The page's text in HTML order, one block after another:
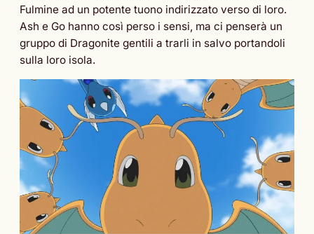
Fulmine ad un potente tuono indirizzato verso di loro.
Ash e Go hanno così perso i sensi, ma ci penserà un
gruppo di Dragonite gentili a trarli in salvo portandoli
sulla loro isola.